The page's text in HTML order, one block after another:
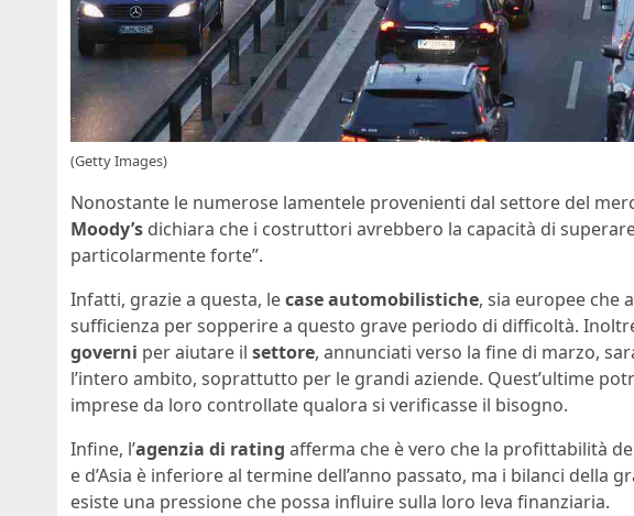
(Getty Images)
Nonostante le numerose lamentele provenienti dal settore del
Moody’s dichiara che i costruttori avrebbero la capacità di
particolarmente forte”.
Infatti, grazie a questa, lecase automobilistiche, sia europee che
sufficienza per sopperire a questo grave periodo di difficoltà.
governi per aiutare il settore, annunciati verso la fine di marzo,
l’intero ambito, soprattutto per le grandi aziende. Quest’ultime
imprese da loro controllate qualora si verificasse il bisogno.
Infine, l’agenzia di rating afferma che è vero che la profittabilità
e d’Asia è inferiore al termine dell’anno passato, ma i bilanci della
esiste una pressione che possa influire sulla loro leva finanziaria.